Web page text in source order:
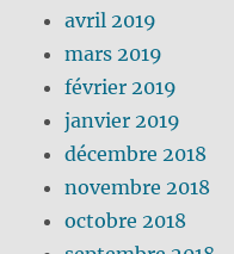
avril 2019
mars 2019
février 2019
janvier 2019
décembre 2018
novembre 2018
octobre 2018